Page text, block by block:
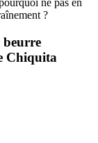
ne pas en
?
beurre
Chiquita